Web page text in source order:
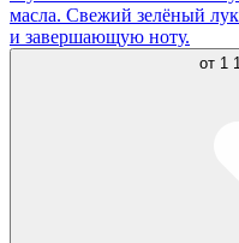
масла. Свежий зелёный
и завершающую ноту.
от 1